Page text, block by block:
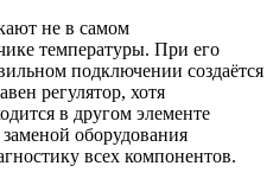
не в самом
температуры. При его
подключении создаётся
регулятор, хотя
в другом элементе
оборудования
всех компонентов.